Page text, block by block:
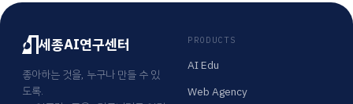
세종AI연구센터
좋아하는 것을, 누구나 만들 수 있
도록.
PRODUCTS
AI Edu
Web Agency